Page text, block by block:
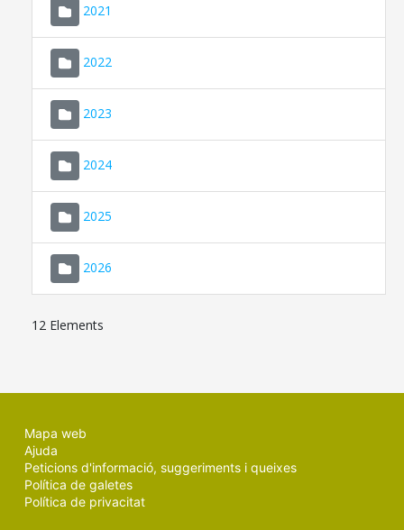
2021
2022
2023
2024
2025
2026
12 Elements
Mapa web
Ajuda
Peticions d'informació, suggeriments i queixes
Política de galetes
Política de privacitat